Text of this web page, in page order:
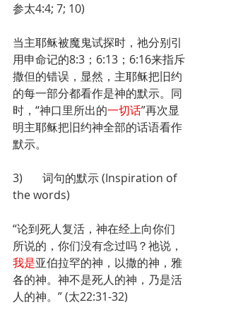
参太4:4; 7; 10)
当主耶稣被魔鬼试探时，祂分别引
用申命记的8:3；6:13；6:16来指斥
撒但的错误，显然，主耶稣把旧约
的每一部分都看作是神的默示。同
时，“神口里所出的一切话”再次显
明主耶稣把旧约神全部的话语看作
默示。
3)       词句的默示 (Inspiration of
the words)
“论到死人复活，神在经上向你们
所说的，你们没有念过吗？祂说，
我是亚伯拉罕的神，以撒的神，雅
各的神。神不是死人的神，乃是活
人的神。” (太22:31-32)